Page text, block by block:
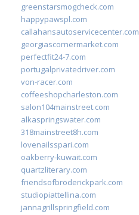
greenstarsmogcheck.com
happypawspl.com
callahansautoservicecenter.com
georgiascornermarket.com
perfectfit24-7.com
portugalprivatedriver.com
von-racer.com
coffeeshopcharleston.com
salon104mainstreet.com
alkaspringswater.com
318mainstreet8h.com
lovenailsspari.com
oakberry-kuwait.com
quartzliterary.com
friendsofbroderickpark.com
studiopiattellina.com
jannagrillspringfield.com